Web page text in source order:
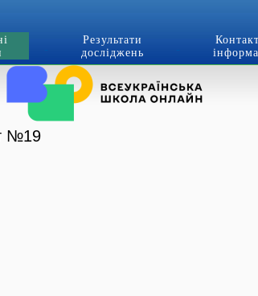
Результати
досліджень
№19